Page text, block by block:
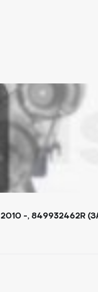
2010 -, 849932462R